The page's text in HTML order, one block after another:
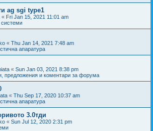
ag sgi type1
« Fri Jan 15, 2021 11:01 am
системи
« Thu Jan 14, 2021 7:48 am
апаратура
« Sun Jan 03, 2021 8:38 pm
предложения и коментари за форума
« Thu Sep 17, 2020 10:37 am
апаратура
3.0тди
« Sun Jul 12, 2020 2:31 pm